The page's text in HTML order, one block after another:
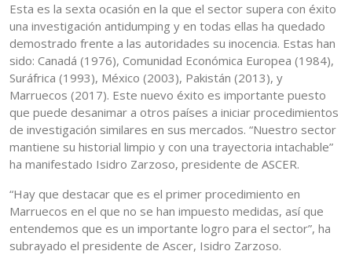
Esta es la sexta ocasión en la que el sector supera con éxito
una investigación antidumping y en todas ellas ha quedado
demostrado frente a las autoridades su inocencia. Estas han
sido: Canadá (1976), Comunidad Económica Europea (1984),
Suráfrica (1993), México (2003), Pakistán (2013), y
Marruecos (2017). Este nuevo éxito es importante puesto
que puede desanimar a otros países a iniciar procedimientos
de investigación similares en sus mercados. “Nuestro sector
mantiene su historial limpio y con una trayectoria intachable”
ha manifestado Isidro Zarzoso, presidente de ASCER.
“Hay que destacar que es el primer procedimiento en
Marruecos en el que no se han impuesto medidas, así que
entendemos que es un importante logro para el sector”, ha
subrayado el presidente de Ascer, Isidro Zarzoso.